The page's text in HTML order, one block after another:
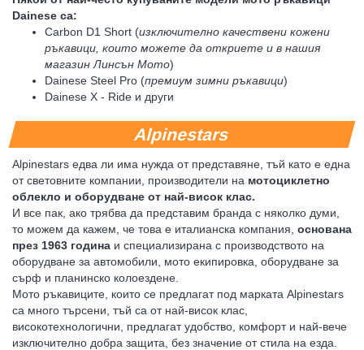
Dainese са:
Carbon D1 Short (изключително качествени кожени
ръкавици, които можете да откриете и в нашия
магазин Линсън Мото)
Dainese Steel Pro (премиум зимни ръкавици)
Dainese X - Ride и други
Alpinestars
Alpinestars едва ли има нужда от представяне, тъй като е една
от световните компании, производители на мотоциклетно
облекло и оборудване от най-висок клас.
И все пак, ако трябва да представим бранда с няколко думи,
то можем да кажем, че това е италианска компания, основана
през 1963 година и специализирана с производството на
оборудване за автомобили, мото екипировка, оборудване за
сърф и планинско колоездене.
Мото ръкавиците, които се предлагат под марката Alpinestars
са много търсени, тъй са от най-висок клас,
високотехнологични, предлагат удобство, комфорт и най-вече
изключително добра защита, без значение от стила на езда.